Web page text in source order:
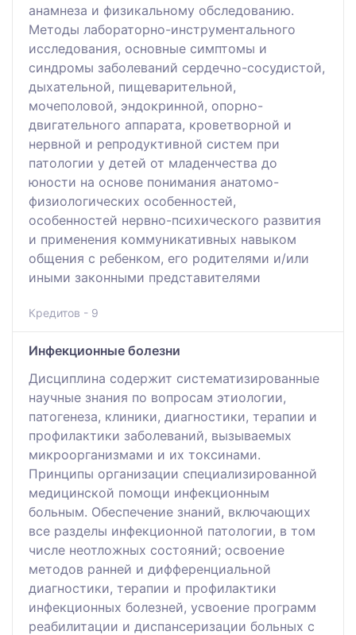
анамнеза и физикальному обследованию.
Методы лабораторно-инструментального
исследования, основные симптомы и
синдромы заболеваний сердечно-сосудистой,
дыхательной, пищеварительной,
мочеполовой, эндокринной, опорно-
двигательного аппарата, кроветворной и
нервной и репродуктивной систем при
патологии у детей от младенчества до
юности на основе понимания анатомо-
физиологических особенностей,
особенностей нервно-психического развития
и применения коммуникативных навыком
общения с ребенком, его родителями и/или
иными законными представителями
Кредитов - 9
Инфекционные болезни
Дисциплина содержит систематизированные
научные знания по вопросам этиологии,
патогенеза, клиники, диагностики, терапии и
профилактики заболеваний, вызываемых
микроорганизмами и их токсинами.
Принципы организации специализированной
медицинской помощи инфекционным
больным. Обеспечение знаний, включающих
все разделы инфекционной патологии, в том
числе неотложных состояний; освоение
методов ранней и дифференциальной
диагностики, терапии и профилактики
инфекционных болезней, усвоение программ
реабилитации и диспансеризации больных с